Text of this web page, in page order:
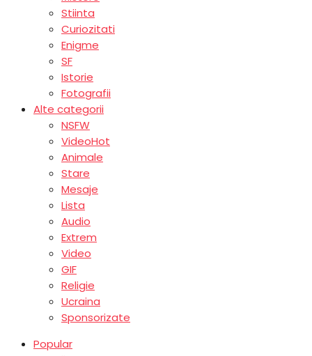
Stiinta
Curiozitati
Enigme
SF
Istorie
Fotografii
Alte categorii
NSFW
VideoHot
Animale
Stare
Mesaje
Lista
Audio
Extrem
Video
GIF
Religie
Ucraina
Sponsorizate
Popular